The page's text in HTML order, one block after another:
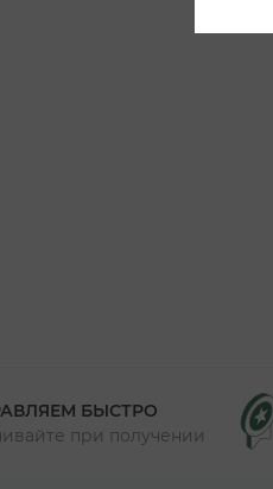
БЫСТРО
при получении